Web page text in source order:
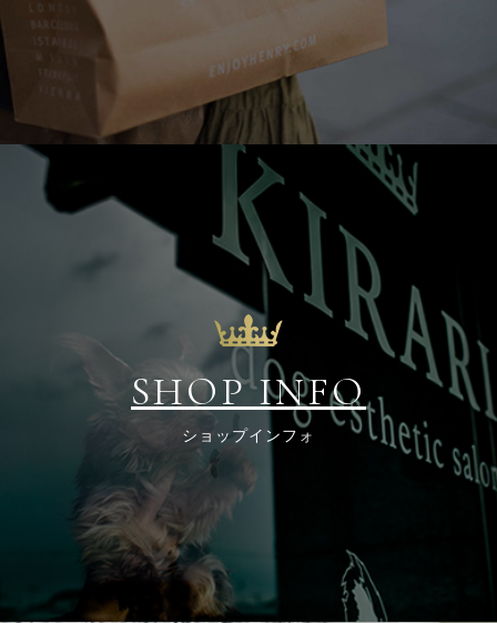
SHOPINFO
ショップインフォ